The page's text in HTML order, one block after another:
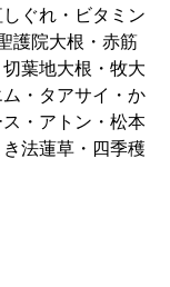
ぐれ・ビタミン
護院大根・赤筋
葉地大根・牧大
・タアサイ・か
・アトン・松本
法蓮草・四季穫